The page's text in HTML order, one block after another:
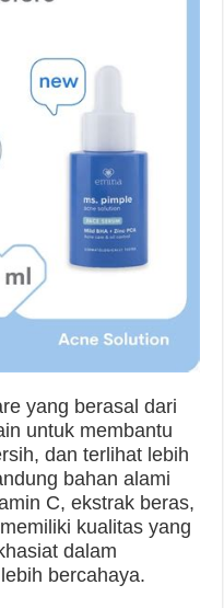
yang berasal dari
untuk membantu
dan terlihat lebih
bahan alami
C, ekstrak beras,
kualitas yang
dalam
bercahaya.